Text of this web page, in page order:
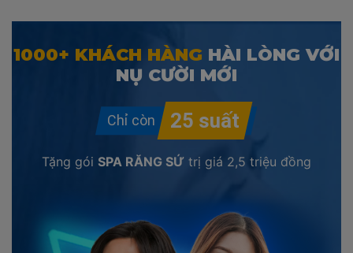
1000+ KHÁCH HÀNG HÀI LÒNG VỚI
NỤ CƯỜI MỚI
Tặng gói SPA RĂNG SỨ trị giá 2,5 triệu đồng